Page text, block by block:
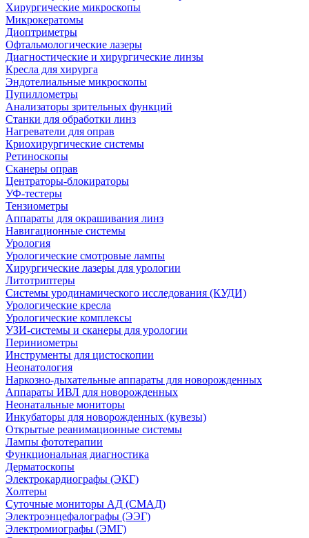
Хирургические микроскопы
Микрокератомы
Диоптриметры
Офтальмологические лазеры
Диагностические и хирургические линзы
Кресла для хирурга
Эндотелиальные микроскопы
Пупиллометры
Анализаторы зрительных функций
Станки для обработки линз
Нагреватели для оправ
Криохирургические системы
Ретиноскопы
Сканеры оправ
Центраторы-блокираторы
УФ-тестеры
Тензиометры
Аппараты для окрашивания линз
Навигационные системы
Урология
Урологические смотровые лампы
Хирургические лазеры для урологии
Литотриптеры
Системы уродинамического исследования (КУДИ)
Урологические кресла
Урологические комплексы
УЗИ-системы и сканеры для урологии
Периниометры
Инструменты для цистоскопии
Неонатология
Наркозно-дыхательные аппараты для новорожденных
Аппараты ИВЛ для новорожденных
Неонатальные мониторы
Инкубаторы для новорожденных (кувезы)
Открытые реанимационные системы
Лампы фототерапии
Функциональная диагностика
Дерматоскопы
Электрокардиографы (ЭКГ)
Холтеры
Суточные мониторы АД (СМАД)
Электроэнцефалографы (ЭЭГ)
Электромиографы (ЭМГ)